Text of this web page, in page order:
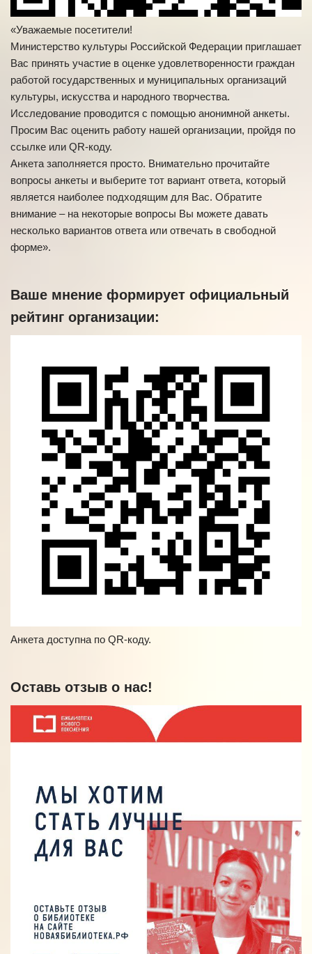
«Уважаемые посетители!
Министерство культуры Российской Федерации приглашает
Вас принять участие в оценке удовлетворенности граждан
работой государственных и муниципальных организаций
культуры, искусства и народного творчества.
Исследование проводится с помощью анонимной анкеты.
Просим Вас оценить работу нашей организации, пройдя по
ссылке или QR-коду.
Анкета заполняется просто. Внимательно прочитайте
вопросы анкеты и выберите тот вариант ответа, который
является наиболее подходящим для Вас. Обратите
внимание – на некоторые вопросы Вы можете давать
несколько вариантов ответа или отвечать в свободной
форме».
Ваше мнение формирует официальный
рейтинг организации:
Анкета доступна по QR-коду.
Оставь отзыв о нас!